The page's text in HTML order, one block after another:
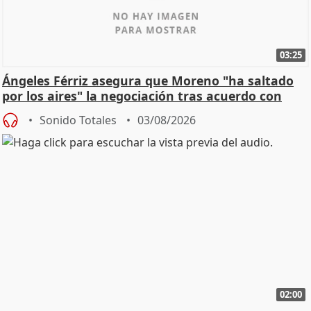
03:25
Ángeles Férriz asegura que Moreno "ha saltado
por los aires" la negociación tras acuerdo con
SMA
Sonido Totales 03/08/2026
02:00